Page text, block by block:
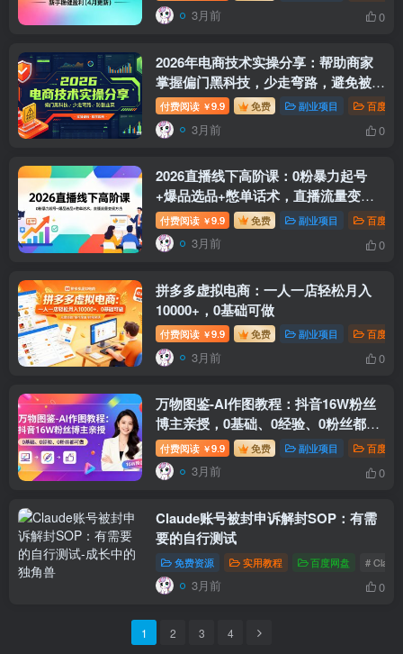
3月前 0
2026年电商技术实操分享：帮助商家
掌握偏门黑科技，少走弯路，避免被割
韭菜
付费阅读 ￥9.9 免费 副业项目 百度网
3月前 0
2026直播线下高阶课：0粉暴力起号
+爆品选品+憋单话术，直播流量变现
方法
付费阅读 ￥9.9 免费 副业项目 百度网
3月前 0
拼多多虚拟电商：一人一店轻松月入
10000+，0基础可做
付费阅读 ￥9.9 免费 副业项目 百度网
3月前 0
万物图鉴-AI作图教程：抖音16W粉丝
博主亲授，0基础、0经验、0粉丝都可
做
付费阅读 ￥9.9 免费 副业项目 百度网
3月前 0
Claude账号被封申诉解封SOP：有需
要的自行测试
免费资源 实用教程 百度网盘 #
3月前 0
1 2 3 4